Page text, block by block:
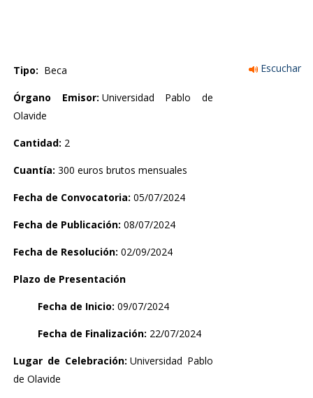
Escuchar
Tipo: Beca
Órgano Emisor: Universidad Pablo de
Olavide
Cantidad: 2
Cuantía: 300 euros brutos mensuales
Fecha de Convocatoria: 05/07/2024
Fecha de Publicación: 08/07/2024
Fecha de Resolución: 02/09/2024
Plazo de Presentación
Fecha de Inicio: 09/07/2024
Fecha de Finalización: 22/07/2024
Lugar de Celebración: Universidad Pablo
de Olavide